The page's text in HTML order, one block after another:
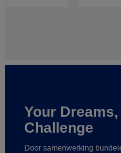
Your
Challenge
Door samenwerking